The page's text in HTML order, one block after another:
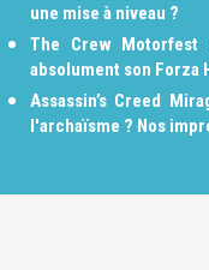
une mise à niveau ?
The Crew
absolument son Forza
Assassin’s Creed
l'archaïsme ? Nos